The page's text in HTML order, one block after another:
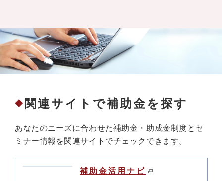
◆ 関連サイトで補助金を探す
あなたのニーズに合わせた補助金・助成金制度とセ
ミナー情報を関連サイトでチェックできます。
補助金活用ナビ